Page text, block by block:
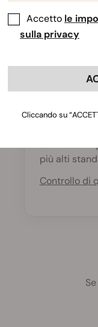
Help Center >
Coltivazione >
I semi di
sono
Tutti i nostri
sottoposti a
più alti
Controllo di
Accetto le
sulla privacy
Cliccando su